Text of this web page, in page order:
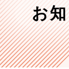
お